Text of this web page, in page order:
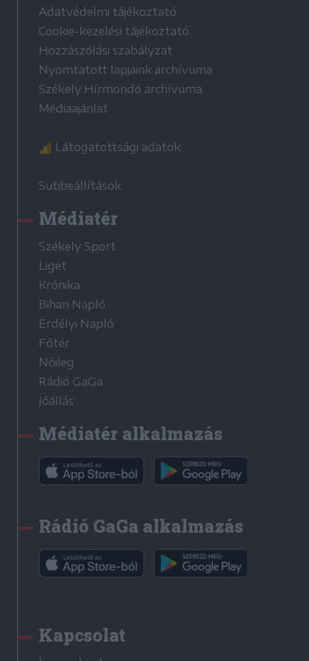
Adatvédelmi tájékoztató
Cookie-kezelési tájékoztató
Hozzászólási szabályzat
Nyomtatott lapjaink archívuma
Székely Hírmondó archívuma
Médiaajánlat
Látogatottsági adatok
Sütibeállítások
Médiatér
Székely Sport
Liget
Krónika
Bihari Napló
Erdélyi Napló
Főtér
Nőileg
Rádió GaGa
Jóállás
Médiatér alkalmazás
Rádió GaGa alkalmazás
Kapcsolat